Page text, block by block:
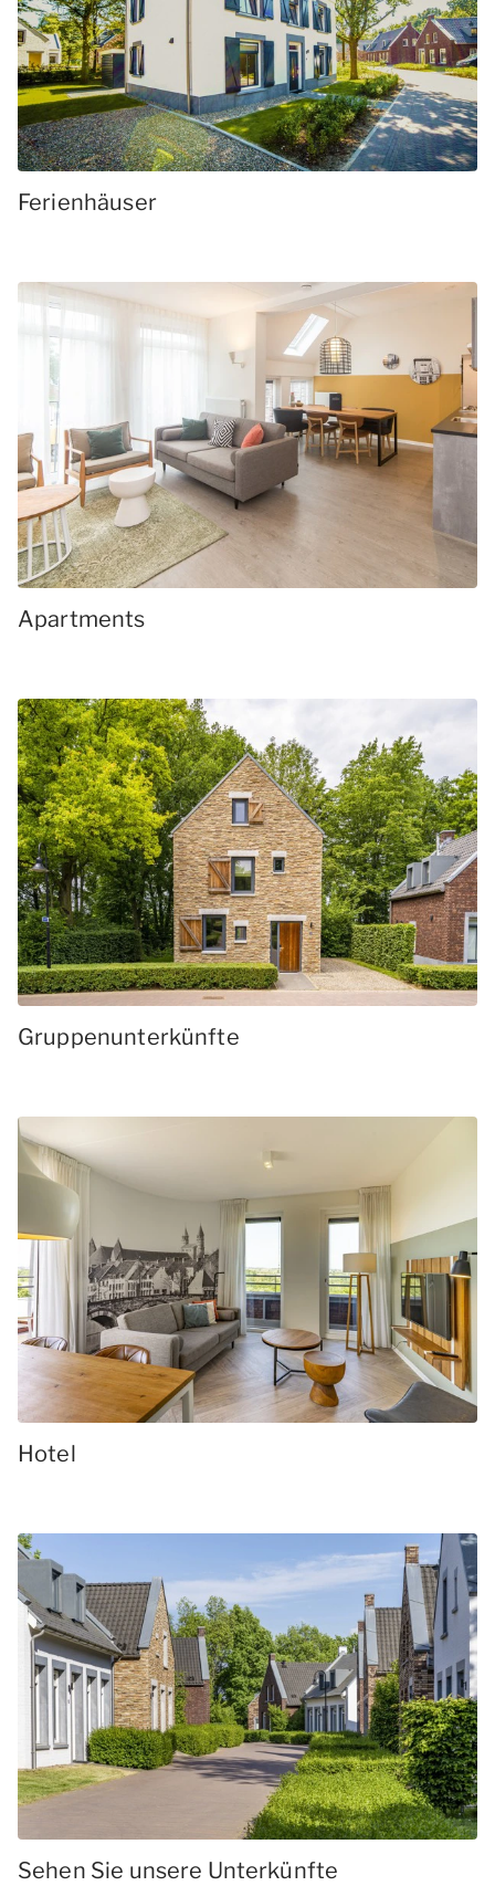
Ferienhäuser
Apartments
Gruppenunterkünfte
Hotel
Sehen Sie unsere Unterkünfte